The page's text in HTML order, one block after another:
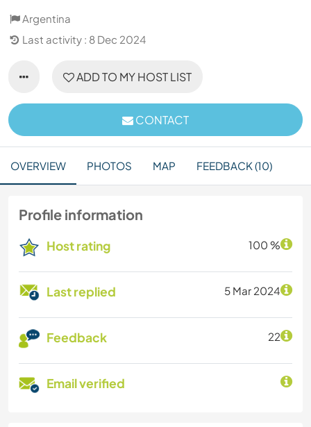
Argentina
Last activity : 8 Dec 2024
ADD TO MY HOST LIST
CONTACT
OVERVIEW PHOTOS MAP FEEDBACK (10)
Profile information
Host rating 100 %
Last replied 5 Mar 2024
Feedback 22
Email verified